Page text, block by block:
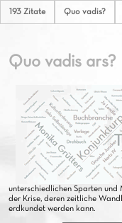
193 Zitate Quo vadis?
Quo vadis ars?
unterschiedlichen Sparten und
der Krise, deren zeitliche
erdkundet werden kann.